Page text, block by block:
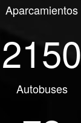
Aparcamientos
2150
Autobuses